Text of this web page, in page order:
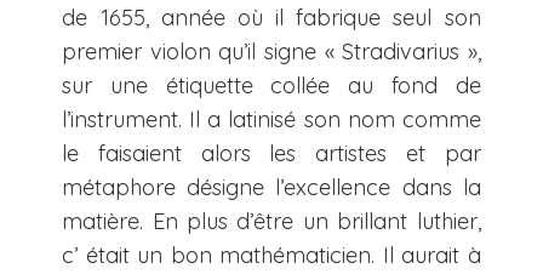
de 1655, année où il fabrique seul son
premier violon qu’il signe « Stradivarius »,
sur une étiquette collée au fond de
l’instrument. Il a latinisé son nom comme
le faisaient alors les artistes et par
métaphore désigne l’excellence dans la
matière. En plus d’être un brillant luthier,
c’ était un bon mathématicien. Il aurait à